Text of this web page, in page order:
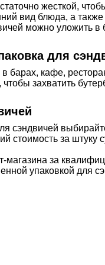
жесткой,
вид блюда, а
можно уложить в
для
барах, кафе,
захватить
сэндвичей
стоимость за штуку
за
упаковкой для